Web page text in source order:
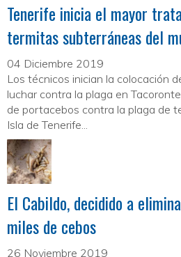
Tenerife inicia el mayor
termitas subterráneas del
04 Diciembre 2019
Los técnicos inician la colocación
luchar contra la plaga en
de portacebos contra la plaga de
Isla de Tenerife...
El Cabildo, decidido a
miles de cebos
26 Noviembre 2019